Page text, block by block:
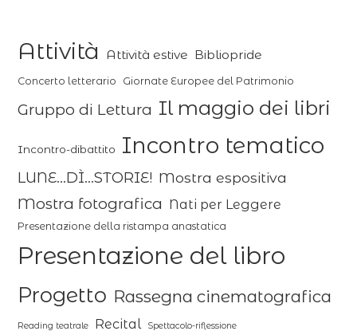
Attività Attività estive Bibliopride
Concerto letterario Giornate Europee del Patrimonio
Gruppo di Lettura Il maggio dei libri
Incontro-dibattito Incontro tematico
LUNE...DÌ...STORIE! Mostra espositiva
Mostra fotografica Nati per Leggere
Presentazione della ristampa anastatica
Presentazione del libro
Progetto Rassegna cinematografica
Reading teatrale Recital Spettacolo-riflessione